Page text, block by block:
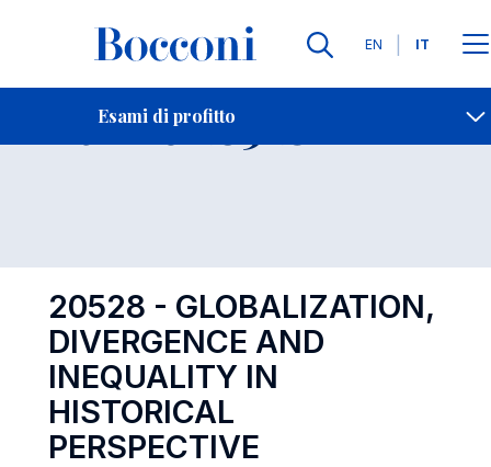
Lingue
EN IT
Esami di profitto
Contatti
Esame 20528 Open
20528 - GLOBALIZATION,
DIVERGENCE AND
INEQUALITY IN
HISTORICAL
PERSPECTIVE